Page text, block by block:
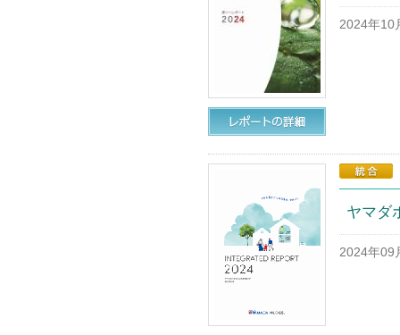
2024年10
ヤマダ
2024年09